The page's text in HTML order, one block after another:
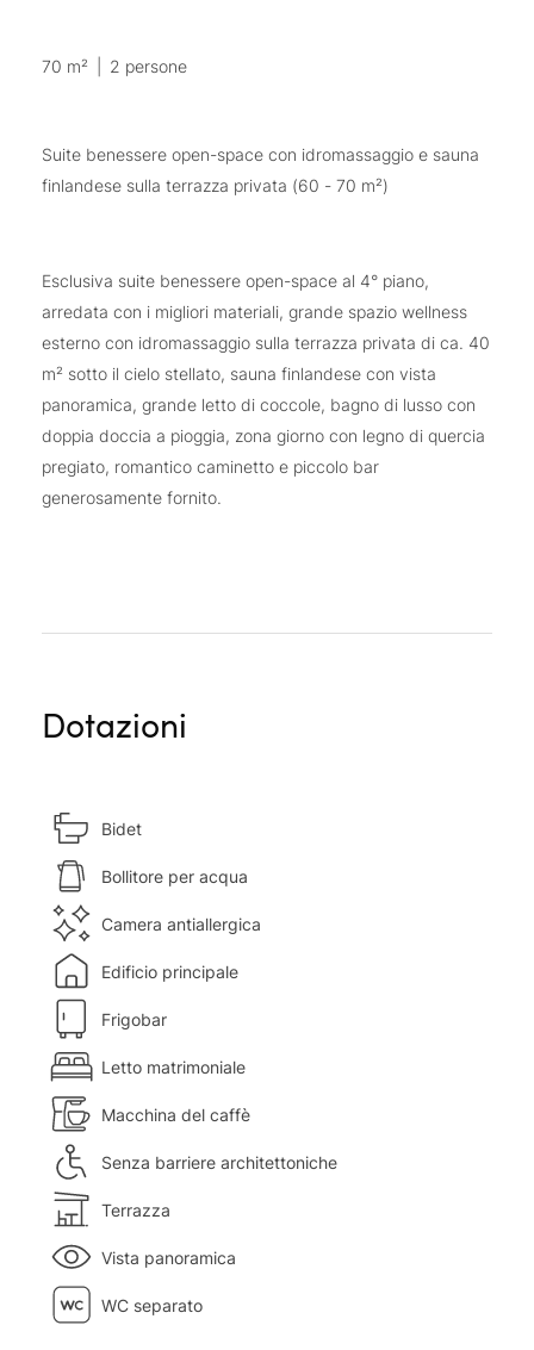
70 m² 2 persone
Suite benessere open-space con idromassaggio e sauna
finlandese sulla terrazza privata (60 - 70 m²)
Esclusiva suite benessere open-space al 4° piano,
arredata con i migliori materiali, grande spazio wellness
esterno con idromassaggio sulla terrazza privata di ca. 40
m² sotto il cielo stellato, sauna finlandese con vista
panoramica, grande letto di coccole, bagno di lusso con
doppia doccia a pioggia, zona giorno con legno di quercia
pregiato, romantico caminetto e piccolo bar
generosamente fornito.
Dotazioni
Bidet
Bollitore per acqua
Camera antiallergica
Edificio principale
Frigobar
Letto matrimoniale
Macchina del caffè
Senza barriere architettoniche
Terrazza
Vista panoramica
WC separato